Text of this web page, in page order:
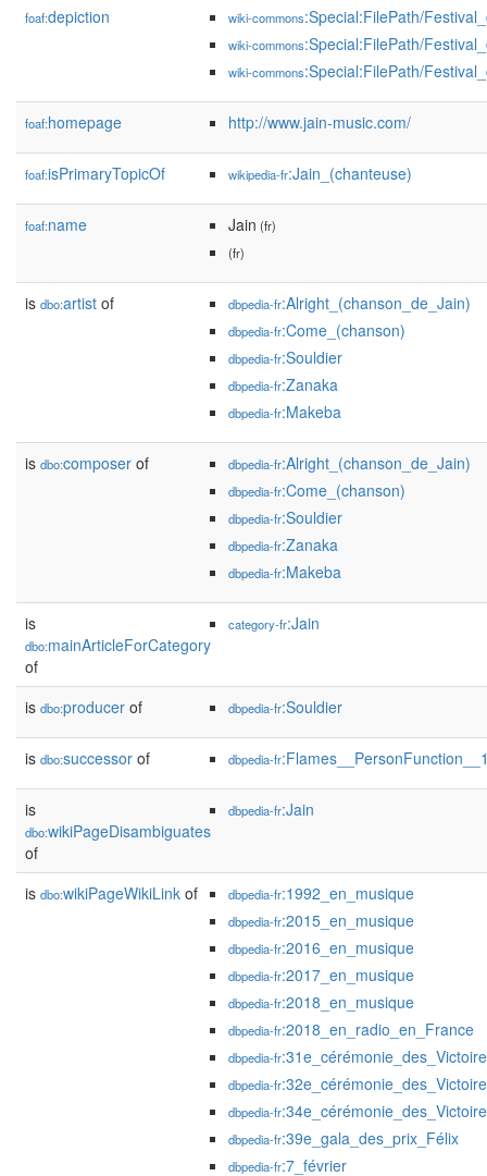
foaf:depiction wiki-commons:Special:FilePath/
wiki-commons:Special:FilePath/
wiki-commons:Special:FilePath/
foaf:homepage http://www.jain-music.com/
foaf:isPrimaryTopicOf wikipedia-fr:Jain_(chanteuse)
foaf:name Jain (fr)
(fr)
is dbo:artist of dbpedia-fr:Alright_(chanson_de_Jain)
dbpedia-fr:Come_(chanson)
dbpedia-fr:Souldier
dbpedia-fr:Zanaka
dbpedia-fr:Makeba
is dbo:composer of dbpedia-fr:Alright_(chanson_de_Jain)
dbpedia-fr:Come_(chanson)
dbpedia-fr:Souldier
dbpedia-fr:Zanaka
dbpedia-fr:Makeba
is
dbo:mainArticleForCategory
of
category-fr:Jain
is dbo:producer of dbpedia-fr:Souldier
is dbo:successor of dbpedia-fr
is
dbo:wikiPageDisambiguates
of
dbpedia-fr:Jain
is dbo:wikiPageWikiLink of dbpedia-fr:1992_en_musique
dbpedia-fr:2015_en_musique
dbpedia-fr:2016_en_musique
dbpedia-fr:2017_en_musique
dbpedia-fr:2018_en_musique
dbpedia-fr:2018_en_radio_en_France
dbpedia-fr
dbpedia-fr
dbpedia-fr
dbpedia-fr:39e_gala_des_prix_Félix
dbpedia-fr:7_février